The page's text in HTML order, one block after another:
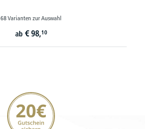
30 Varianten zur Auswahl
ab € 395,10
20€ Gutschein sichern